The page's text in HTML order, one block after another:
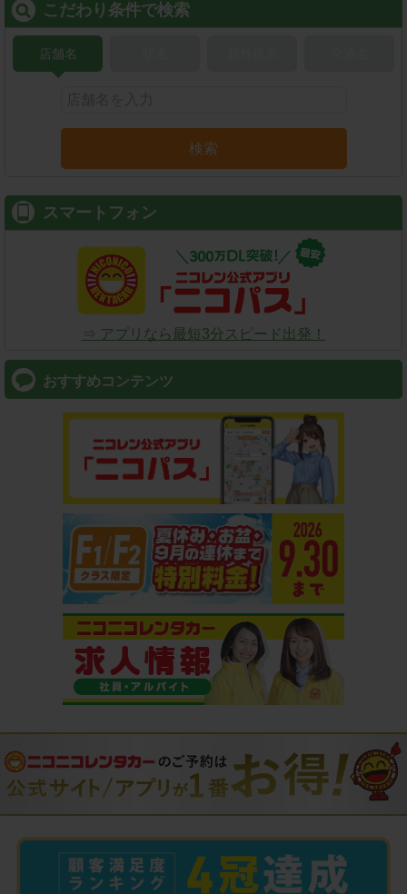
こだわり条件で検索
店舗名
検索
スマートフォン
⇒ アプリなら最短3分スピード出発！
おすすめコンテンツ